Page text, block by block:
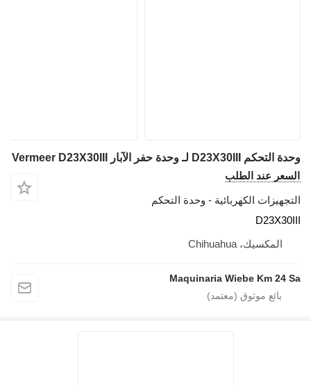
وحدة التحكم D23X30III لـ وحدة حفر الآبار Vermeer D23X30III
السعر عند الطلب
التجهيزات الكهربائية - وحدة التحكم
D23X30III
المكسيك، Chihuahua
Maquinaria Wiebe Km 24 Sa